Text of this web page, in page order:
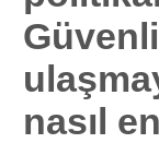
nasıl